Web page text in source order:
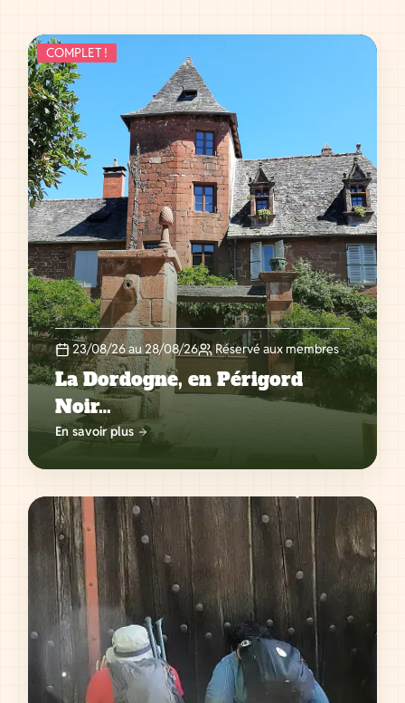
COMPLET !
23/08/26 au 28/08/26 Réservé aux membres
La Dordogne, en Périgord
Noir…
En savoir plus